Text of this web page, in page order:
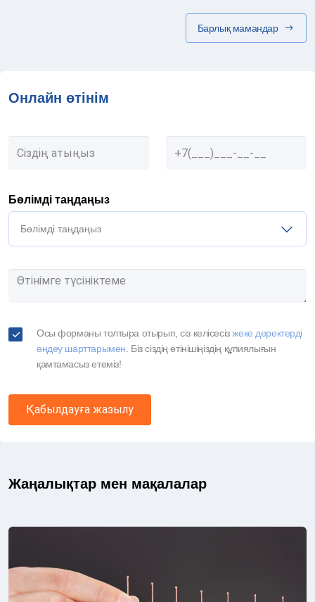
Барлық мамандар
Онлайн өтінім
Бөлімді таңдаңыз
Бөлімді таңдаңыз
Осы форманы толтыра отырып, сіз келісесізжеке деректерді
өңдеу шарттарымен. Біз сіздің өтінішіңіздің құпиялығын
қамтамасыз етеміз!
Қабылдауға жазылу
Жаңалықтар мен мақалалар